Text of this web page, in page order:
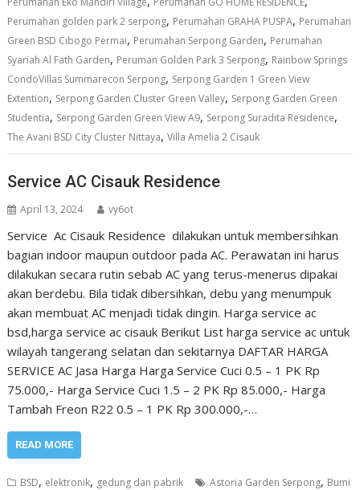
Perumahan golden park 2 serpong, Perumahan GRAHA PUSPA, Perumahan
Green BSD Cibogo Permai, Perumahan Serpong Garden, Perumahan
Syariah Al Fath Garden, Peruman Golden Park 3 Serpong, Rainbow Springs
CondoVillas Summarecon Serpong, Serpong Garden 1 Green View
Extention, Serpong Garden Cluster Green Valley, Serpong Garden Green
Studentia, Serpong Garden Green View A9, Serpong Suradita Residence,
The Avani BSD City Cluster Nittaya,Villa Amelia 2 Cisauk
Service AC Cisauk Residence
April 13, 2024 vy6ot
Service Ac Cisauk Residence dilakukan untuk membersihkan
bagian indoor maupun outdoor pada AC. Perawatan ini harus
dilakukan secara rutin sebab AC yang terus-menerus dipakai
akan berdebu. Bila tidak dibersihkan, debu yang menumpuk
akan membuat AC menjadi tidak dingin. Harga service ac
bsd,harga service ac cisauk Berikut List harga service ac untuk
wilayah tangerang selatan dan sekitarnya DAFTAR HARGA
SERVICE AC Jasa Harga Harga Service Cuci 0.5 – 1 PK Rp
75.000,- Harga Service Cuci 1.5 – 2 PK Rp 85.000,- Harga
Tambah Freon R22 0.5 – 1 PK Rp 300.000,-…
READ MORE
BSD, elektronik, gedung dan pabrik Astoria Garden Serpong, Bumi